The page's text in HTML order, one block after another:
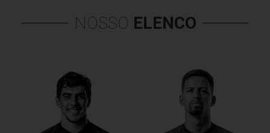
NOSSO ELENCO